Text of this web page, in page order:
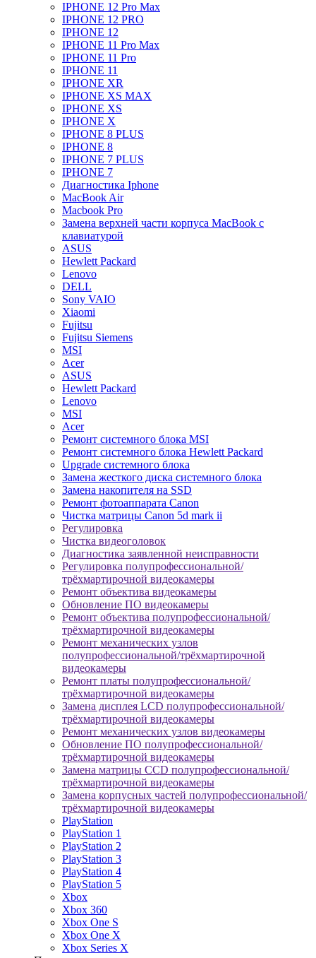
IPHONE 12 Pro Max
IPHONE 12 PRO
IPHONE 12
IPHONE 11 Pro Max
IPHONE 11 Pro
IPHONE 11
IPHONE XR
IPHONE XS MAX
IPHONE XS
IPHONE X
IPHONE 8 PLUS
IPHONE 8
IPHONE 7 PLUS
IPHONE 7
Диагностика Iphone
MacBook Air
Macbook Pro
Замена верхней части корпуса MacBook с
клавиатурой
ASUS
Hewlett Packard
Lenovo
DELL
Sony VAIO
Xiaomi
Fujitsu
Fujitsu Siemens
MSI
Acer
ASUS
Hewlett Packard
Lenovo
MSI
Acer
Ремонт системного блока MSI
Ремонт системного блока Hewlett Packard
Upgrade системного блока
Замена жесткого диска системного блока
Замена накопителя на SSD
Ремонт фотоаппарата Canon
Чистка матрицы Canon 5d mark ii
Регулировка
Чистка видеоголовок
Диагностика заявленной неисправности
Регулировка полупрофессиональной/
трёхмартирочной видеокамеры
Ремонт объектива видеокамеры
Обновление ПО видеокамеры
Ремонт объектива полупрофессиональной/
трёхмартирочной видеокамеры
Ремонт механических узлов
полупрофессиональной/трёхмартирочной
видеокамеры
Ремонт платы полупрофессиональной/
трёхмартирочной видеокамеры
Замена дисплея LCD полупрофессиональной/
трёхмартирочной видеокамеры
Ремонт механических узлов видеокамеры
Обновление ПО полупрофессиональной/
трёхмартирочной видеокамеры
Замена матрицы CCD полупрофессиональной/
трёхмартирочной видеокамеры
Замена корпусных частей полупрофессиональной/
трёхмартирочной видеокамеры
PlayStation
PlayStation 1
PlayStation 2
PlayStation 3
PlayStation 4
PlayStation 5
Xbox
Xbox 360
Xbox One S
Xbox One X
Xbox Series X